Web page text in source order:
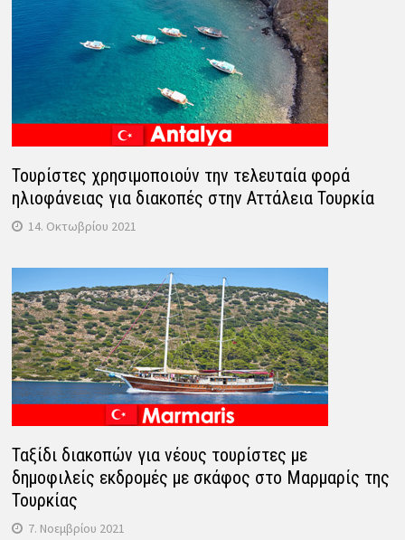
Τουρίστες χρησιμοποιούν την τελευταία φορά
ηλιοφάνειας για διακοπές στην Αττάλεια Τουρκία
14. Οκτωβρίου 2021
Ταξίδι διακοπών για νέους τουρίστες με
δημοφιλείς εκδρομές με σκάφος στο Μαρμαρίς της
Τουρκίας
7. Νοεμβρίου 2021